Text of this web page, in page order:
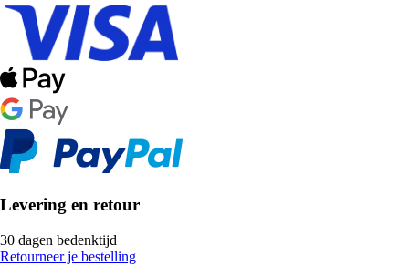
Levering en retour
30 dagen bedenktijd
Retourneer je bestelling